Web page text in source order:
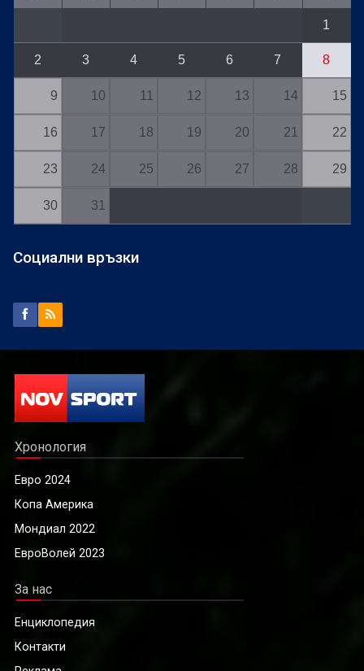
1
2 3 4 5 6 7 8
9 10 11 12 13 14 15
16 17 18 19 20 21 22
23 24 25 26 27 28 29
30 31
Социални връзки
Хронология
Евро 2024
Копа Америка
Мондиал 2022
ЕвроВолей 2023
За нас
Енциклопедия
Контакти